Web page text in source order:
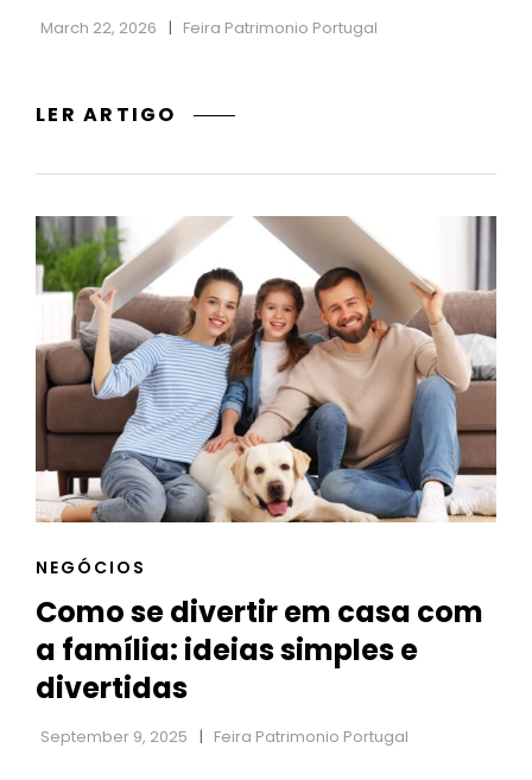
March 22, 2026 Feira Patrimonio Portugal
LER ARTIGO
DOS
SIMBÓLICOS
NO
ESTILO
CONTEMPORÂNEO:
A
NOVA
TENDÊNCIA
DAS
JÓIAS
RELIGIOSAS
CAT
NEGÓCIOS
Como se divertir em casa com
a família: ideias simples e
divertidas
September 9, 2025 Feira Patrimonio Portugal